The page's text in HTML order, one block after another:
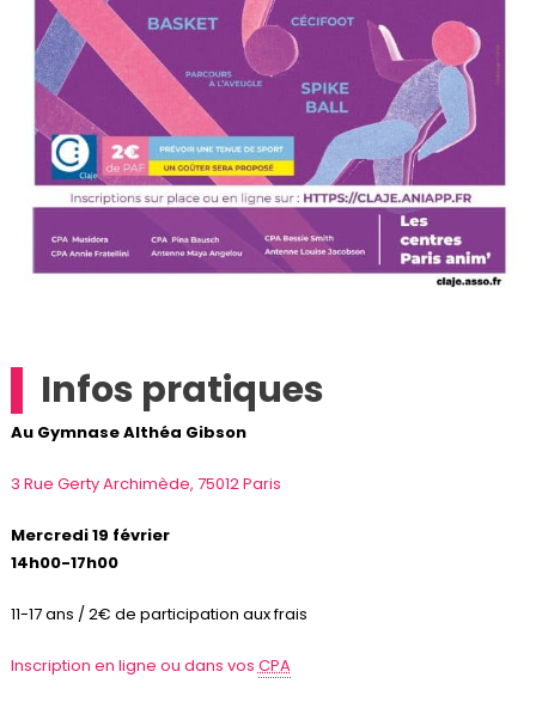
Infos pratiques
Au Gymnase Althéa Gibson
3 Rue Gerty Archimède, 75012 Paris
Mercredi 19 février
14h00-17h00
11-17 ans / 2€ de participation aux frais
Inscription en ligne ou dans vosCPA